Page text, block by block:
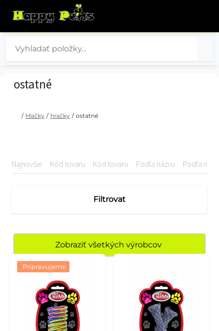
ostatné
/ Mačky / hračky / ostatné
Najnovšie Kód tovaru Kód tovaru Podľa názvu Podľa
Filtrovat
Zobraziť všetkých výrobcov
Pripravujeme